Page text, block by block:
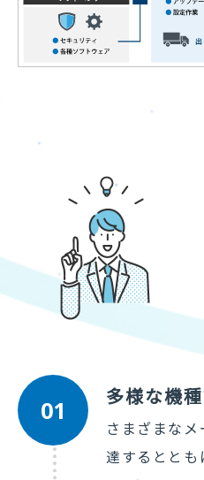
01 多様な機
さまざまな
達するとと